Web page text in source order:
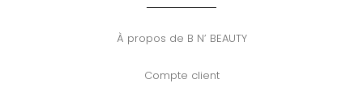
À propos de B N’ BEAUTY
Compte client